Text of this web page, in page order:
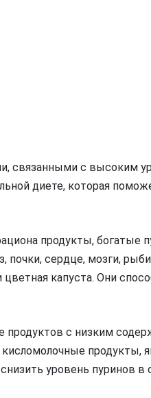
связанными с высоким
диете, которая
продукты, богатые
почки, сердце, мозги,
капуста. Они
продуктов с низким
продукты,
уровень пуринов в